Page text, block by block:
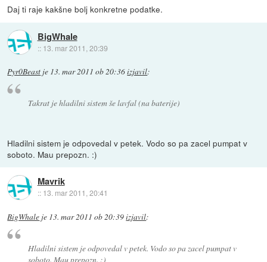
Daj ti raje kakšne bolj konkretne podatke.
BigWhale
:: 13. mar 2011, 20:39
Pyr0Beast je 13. mar 2011 ob 20:36izjavil:
Takrat je hladilni sistem še lavfal (na baterije)
Hladilni sistem je odpovedal v petek. Vodo so pa zacel pumpat v
soboto. Mau prepozn. :)
Mavrik
:: 13. mar 2011, 20:41
BigWhale je 13. mar 2011 ob 20:39izjavil:
Hladilni sistem je odpovedal v petek. Vodo so pa zacel pumpat v
soboto. Mau prepozn. :)